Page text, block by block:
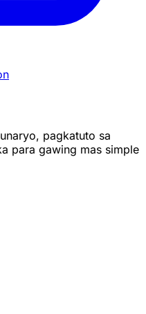
pagkatuto sa
para gawing mas simple